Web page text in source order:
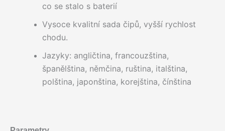
co se stalo s baterií
Vysoce kvalitní sada čipů, vyšší rychlost
chodu.
Jazyky: angličtina, francouzština,
španělština, němčina, ruština, italština,
polština, japonština, korejština, čínština